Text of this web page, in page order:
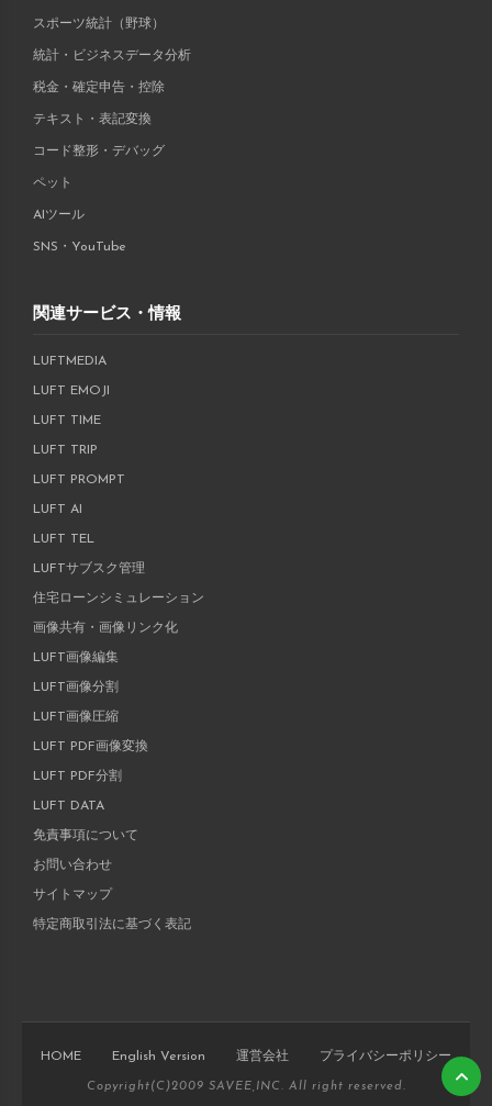
スポーツ統計（野球）
統計・ビジネスデータ分析
税金・確定申告・控除
テキスト・表記変換
コード整形・デバッグ
ペット
AIツール
SNS・YouTube
関連サービス・情報
LUFTMEDIA
LUFT EMOJI
LUFT TIME
LUFT TRIP
LUFT PROMPT
LUFT AI
LUFT TEL
LUFTサブスク管理
住宅ローンシミュレーション
画像共有・画像リンク化
LUFT画像編集
LUFT画像分割
LUFT画像圧縮
LUFT PDF画像変換
LUFT PDF分割
LUFT DATA
免責事項について
お問い合わせ
サイトマップ
特定商取引法に基づく表記
HOME English Version 運営会社 プライバシーポリシー
Copyright(C)2009 SAVEE,INC. All right reserved.